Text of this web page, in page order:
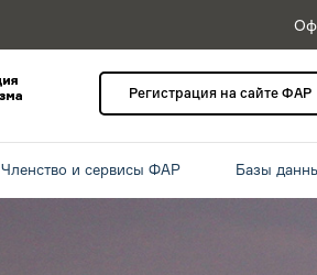
Регистрация на сайте ФАР
Членство и сервисы ФАР Базы